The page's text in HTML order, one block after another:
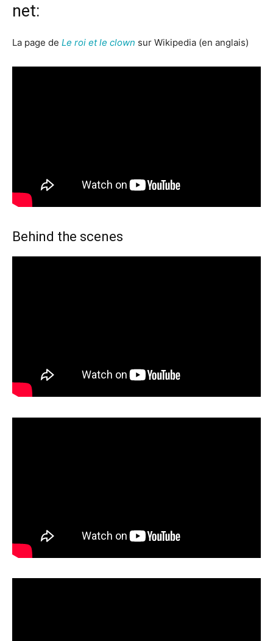
net:
La page de Le roi et le clown sur Wikipedia (en anglais)
Behind the scenes